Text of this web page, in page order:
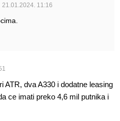
21.01.2024. 11:16
ATR, dva A330 i dodatne leasing
ce imati preko 4,6 mil putnika i